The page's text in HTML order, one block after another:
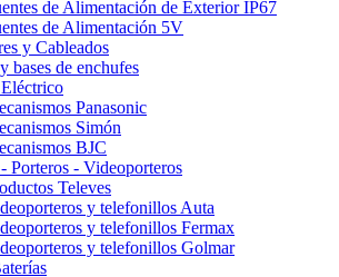
de Alimentación de Exterior IP67
de Alimentación 5V
y Cableados
bases de enchufes
Panasonic
Simón
BJC
Porteros - Videoporteros
Televes
y telefonillos Auta
y telefonillos Fermax
y telefonillos Golmar